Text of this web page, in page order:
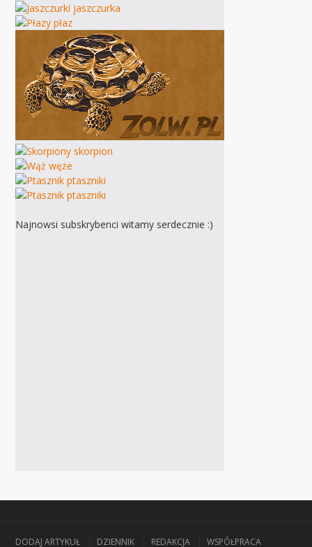
Najnowsi subskrybenci witamy serdecznie :)
DODAJ ARTYKUŁ DZIENNIK REDAKCJA WSPÓŁPRACA